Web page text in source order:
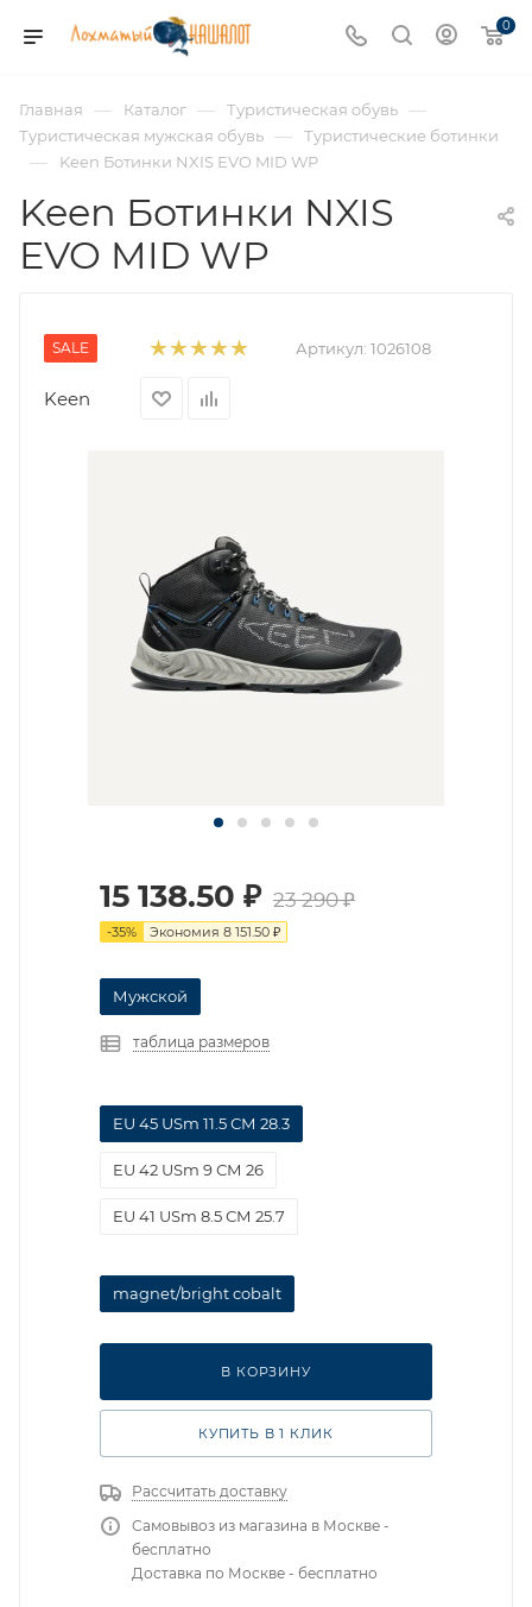
0
Главная — Каталог — Туристическая обувь —
Туристическая мужская обувь — Туристические ботинки
— Keen Ботинки NXIS EVO MID WP
Keen Ботинки NXIS
EVO MID WP
SALE Артикул: 1026108
Keen
15 138.50 ₽ 23 290₽
-35% Экономия 8 151.50 ₽
Мужской
таблица размеров
EU 45 USm 11.5 СМ 28.3
EU 42 USm 9 СМ 26
EU 41 USm 8.5 СМ 25.7
magnet/bright cobalt
В КОРЗИНУ
КУПИТЬ В 1 КЛИК
Рассчитать доставку
Самовывоз из магазина в Москве -
бесплатно
Доставка по Москве - бесплатно